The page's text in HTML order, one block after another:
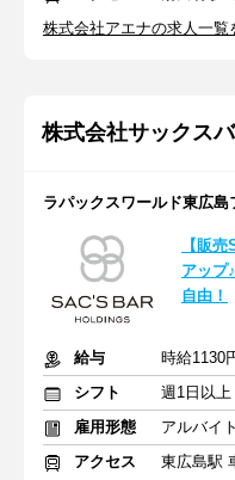
株式会社アエナの求人一覧
株式会社サックス
ラパックスワールド東広島
【販
アップ
自由！
給与
時給1130
シフト
週1日以
雇用形態
アルバイ
アクセス
東広島駅